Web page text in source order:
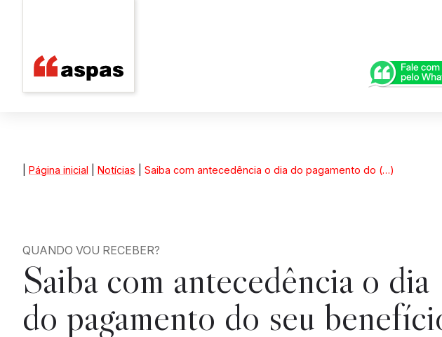
Página inicial Notícias Saiba com antecedência o dia do pagamento do (…)
QUANDO VOU RECEBER?
Saiba com antecedência o dia
do pagamento do seu